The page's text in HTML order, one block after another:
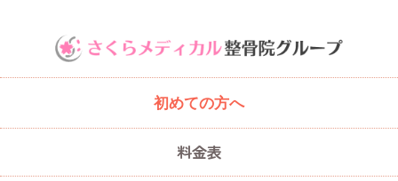
初めての方へ
料金表